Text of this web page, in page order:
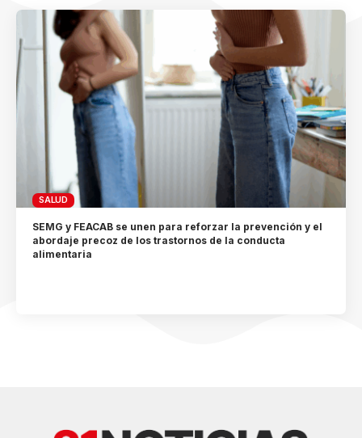
SALUD
SEMG y FEACAB se unen para reforzar la prevención y el
abordaje precoz de los trastornos de la conducta
alimentaria